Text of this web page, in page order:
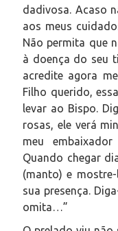
dadivosa. Acaso
aos meus
Não permita que
à doença do seu
acredite agora
Filho querido,
levar ao Bispo.
rosas, ele verá
meu
Quando chegar
(manto) e
sua presença.
omita…”